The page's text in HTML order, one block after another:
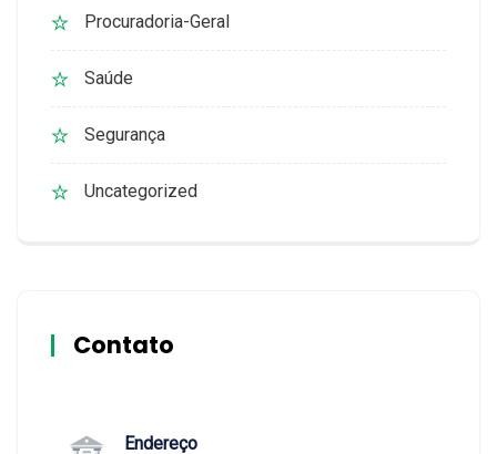
Procuradoria-Geral
Saúde
Segurança
Uncategorized
Contato
Endereço